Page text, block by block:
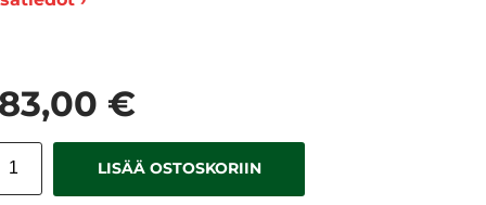
€
LISÄÄ OSTOSKORIIN